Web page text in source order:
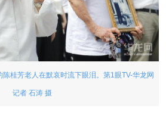
桂芳老人在默哀时流下眼泪。第1眼TV-华龙网
记者 石涛 摄